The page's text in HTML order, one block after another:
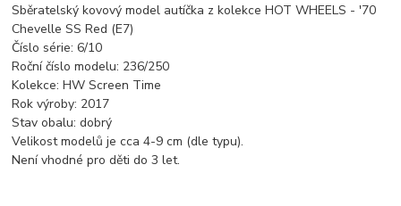
Sběratelský kovový model autíčka z kolekce HOT WHEELS - '70
Chevelle SS Red (E7)
Číslo série: 6/10
Roční číslo modelu: 236/250
Kolekce: HW Screen Time
Rok výroby: 2017
Stav obalu: dobrý
Velikost modelů je cca 4-9 cm (dle typu).
Není vhodné pro děti do 3 let.